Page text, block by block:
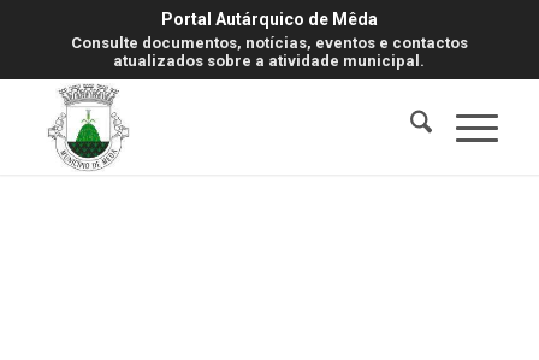
Portal Autárquico de Mêda
Consulte documentos, notícias, eventos e contactos
atualizados sobre a atividade municipal.